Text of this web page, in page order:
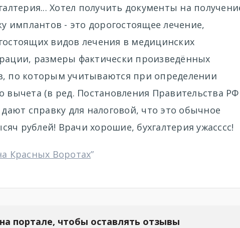
Хотел получить документы на
имплантов - это дорогостоящее лечение,
видов лечения в медицинских
размеры фактически произведённых
по которым учитываются при определении
вычета (в ред. Постановления Правительства РФ
справку для налоговой, что это обычное
рублей! Врачи хорошие, бухгалтерия ужасссс!
Красных Воротах”
портале, чтобы оставлять отзывы